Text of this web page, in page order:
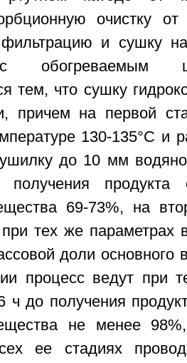
очистку
фильтрацию и сушку
обогреваемым
тем, что сушку
причем на первой
130-135°С и
до 10 мм
продукта
69-73%, на
тех же параметрах
доли основного
процесс ведут при
ч до получения
не менее
ее стадиях